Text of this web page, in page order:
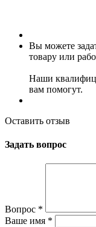
Вы можете
товару или
Наши
вам помогут.
Оставить отзыв
Задать вопрос
Вопрос *
Ваше имя *